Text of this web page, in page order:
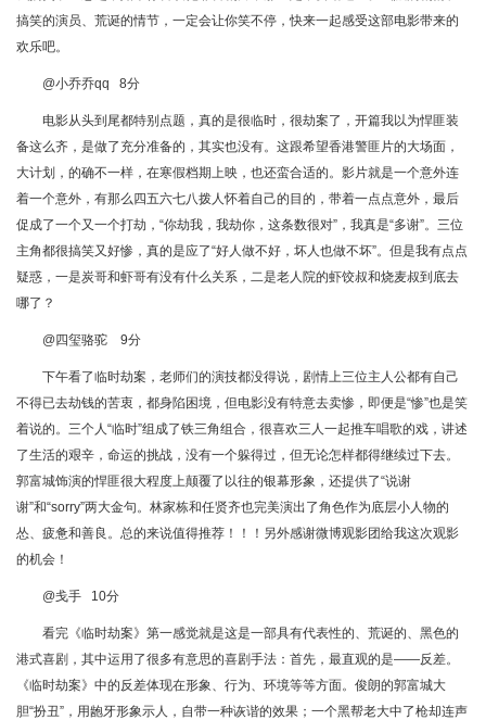
搞笑的演员、荒诞的情节，一定会让你笑不停，快来一起感受这部电影带来的
欢乐吧。
@小乔乔qq 8分
电影从头到尾都特别点题，真的是很临时，很劫案了，开篇我以为悍匪装
备这么齐，是做了充分准备的，其实也没有。这跟希望香港警匪片的大场面，
大计划，的确不一样，在寒假档期上映，也还蛮合适的。影片就是一个意外连
着一个意外，有那么四五六七八拨人怀着自己的目的，带着一点点意外，最后
促成了一个又一个打劫，“你劫我，我劫你，这条数很对”，我真是“多谢”。三位
主角都很搞笑又好惨，真的是应了“好人做不好，坏人也做不坏”。但是我有点点
疑惑，一是炭哥和虾哥有没有什么关系，二是老人院的虾饺叔和烧麦叔到底去
哪了？
@四玺骆驼 9分
下午看了临时劫案，老师们的演技都没得说，剧情上三位主人公都有自己
不得已去劫钱的苦衷，都身陷困境，但电影没有特意去卖惨，即便是“惨”也是笑
着说的。三个人“临时”组成了铁三角组合，很喜欢三人一起推车唱歌的戏，讲述
了生活的艰辛，命运的挑战，没有一个躲得过，但无论怎样都得继续过下去。
郭富城饰演的悍匪很大程度上颠覆了以往的银幕形象，还提供了“说谢
谢”和“sorry”两大金句。林家栋和任贤齐也完美演出了角色作为底层小人物的
怂、疲惫和善良。总的来说值得推荐！！！另外感谢微博观影团给我这次观影
的机会！
@戋手 10分
看完《临时劫案》第一感觉就是这是一部具有代表性的、荒诞的、黑色的
港式喜剧，其中运用了很多有意思的喜剧手法：首先，最直观的是——反差。
《临时劫案》中的反差体现在形象、行为、环境等等方面。俊朗的郭富城大
胆“扮丑”，用龅牙形象示人，自带一种诙谐的效果；一个黑帮老大中了枪却连声